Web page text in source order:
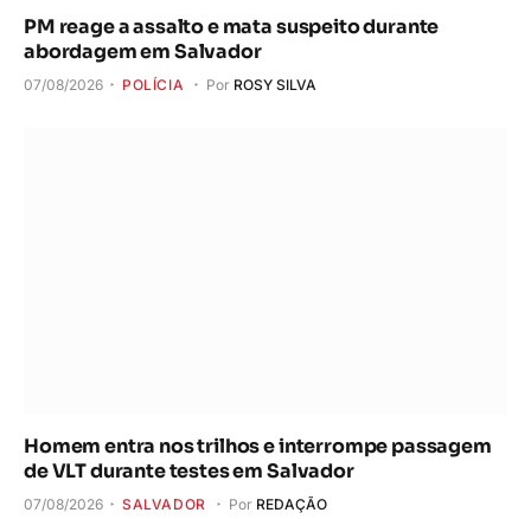
PM reage a assalto e mata suspeito durante
abordagem em Salvador
07/08/2026 POLÍCIA Por ROSY SILVA
Homem entra nos trilhos e interrompe passagem
de VLT durante testes em Salvador
07/08/2026 SALVADOR Por REDAÇÃO